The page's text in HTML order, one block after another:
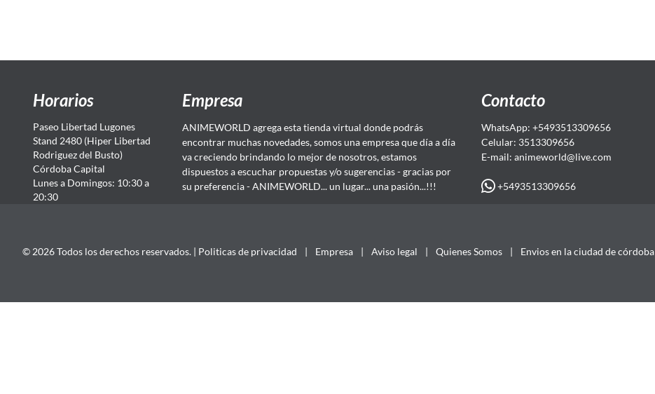
Horarios
Paseo Libertad Lugones
Stand 2480 (Hiper Libertad
Rodriguez del Busto)
Córdoba Capital
Lunes a Domingos: 10:30 a
20:30
Empresa
ANIMEWORLD agrega esta tienda virtual donde podrás
encontrar muchas novedades, somos una empresa que día a día
va creciendo brindando lo mejor de nosotros, estamos
dispuestos a escuchar propuestas y/o sugerencias - gracias por
su preferencia - ANIMEWORLD... un lugar... una pasión...!!!
Contacto
WhatsApp: +5493513309656
Celular: 3513309656
E-mail: animeworld@live.com
+5493513309656
© 2026 Todos los derechos reservados. | Politicas de privacidad | Empresa | Aviso legal | Quienes Somos |
Envios en la ciudad de córdoba